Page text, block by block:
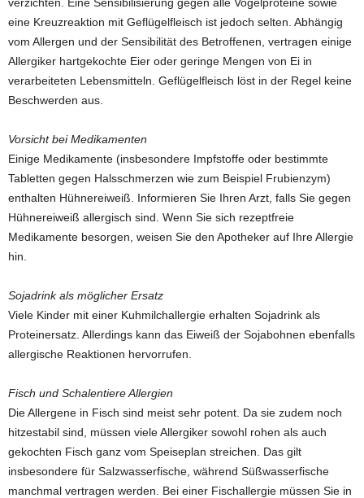
eine Kreuzreaktion mit Geflügelfleisch ist jedoch selten. Abhängig
vom Allergen und der Sensibilität des Betroffenen, vertragen einige
Allergiker hartgekochte Eier oder geringe Mengen von Ei in
verarbeiteten Lebensmitteln. Geflügelfleisch löst in der Regel keine
Beschwerden aus.
Vorsicht bei Medikamenten
Einige Medikamente (insbesondere Impfstoffe oder bestimmte
Tabletten gegen Halsschmerzen wie zum Beispiel Frubienzym)
enthalten Hühnereiweiß. Informieren Sie Ihren Arzt, falls Sie gegen
Hühnereiweiß allergisch sind. Wenn Sie sich rezeptfreie
Medikamente besorgen, weisen Sie den Apotheker auf Ihre Allergie
hin.
Sojadrink als möglicher Ersatz
Viele Kinder mit einer Kuhmilchallergie erhalten Sojadrink als
Proteinersatz. Allerdings kann das Eiweiß der Sojabohnen ebenfalls
allergische Reaktionen hervorrufen.
Fisch und Schalentiere Allergien
Die Allergene in Fisch sind meist sehr potent. Da sie zudem noch
hitzestabil sind, müssen viele Allergiker sowohl rohen als auch
gekochten Fisch ganz vom Speiseplan streichen. Das gilt
insbesondere für Salzwasserfische, während Süßwasserfische
manchmal vertragen werden. Bei einer Fischallergie müssen Sie in